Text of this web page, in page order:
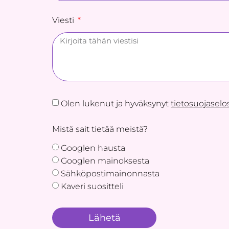
Viesti
Olen lukenut ja hyväksynyt
Mistä sait tietää meistä?
Googlen hausta
Googlen mainoksesta
Sähköpostimainonnasta
Kaveri suositteli
Lähetä